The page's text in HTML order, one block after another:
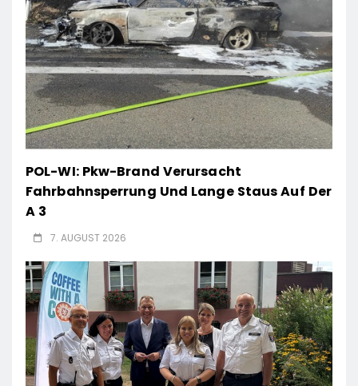
POL-WI: Pkw-Brand Verursacht
Fahrbahnsperrung Und Lange Staus Auf Der
A 3
7. AUGUST 2026